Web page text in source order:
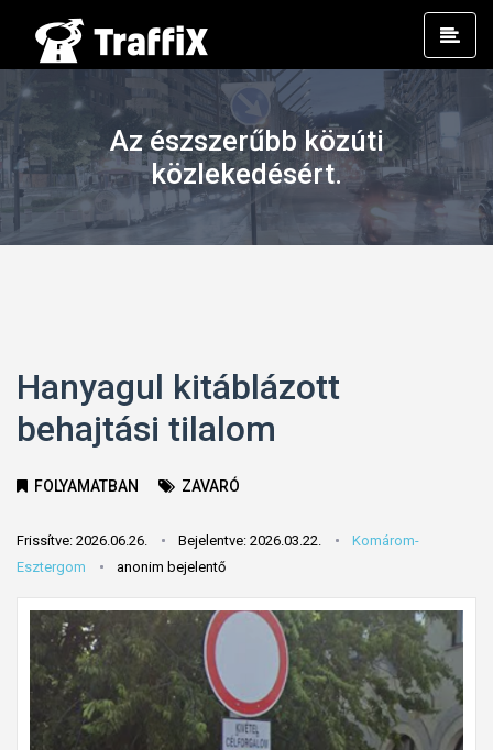
Az észszerűbb közúti
közlekedésért.
Hanyagul kitáblázott
behajtási tilalom
FOLYAMATBAN ZAVARÓ
Frissítve: 2026.06.26. Bejelentve: 2026.03.22.
Komárom-
Esztergom
anonim bejelentő